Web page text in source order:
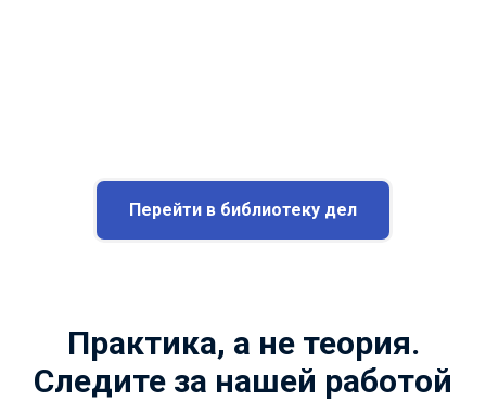
Перейти в библиотеку дел
Практика, а не теория.
Следите за нашей работой